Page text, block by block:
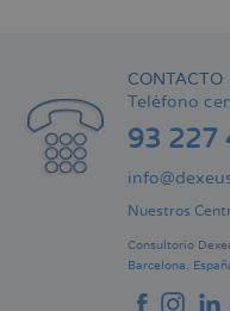
CONTACTO
Teléfono
93 227
Nuestros
Consultorio
Barcelona.